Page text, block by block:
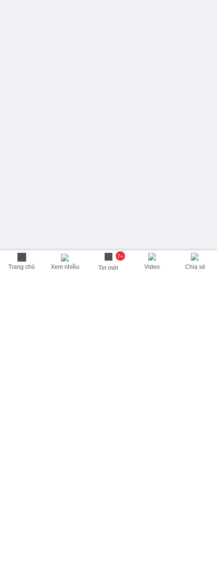
Trang chủ Xem nhiều
7+
Tin mới Video Chia sẻ